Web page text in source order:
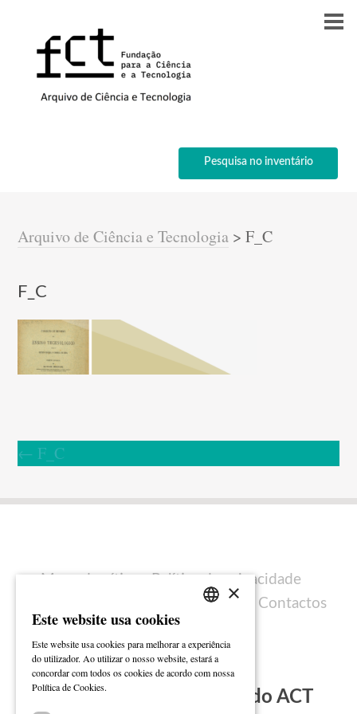
Pesquisa no inventário
Arquivo de Ciência e Tecnologia >F_C
F_C
← F_C
Mapa do sítio
Política de privacidade
Ficha técnica Contactos
Subscreva a Newsletter do ACT
ENGLISH
×
Este website usa cookies
Este website usa cookies para melhorar a experiência
do utilizador. Ao utilizar o nosso website, estará a
concordar com todos os cookies de acordo com nossa
Política de Cookies.